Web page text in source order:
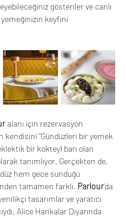
gösteriler ve canlı
keyfini
alanı için rezervasyon
kendisini "Gündüzleri bir yemek
bir kokteyl barı olan
tanımlıyor. Gerçekten de,
hem gece sunduğu
tamamen farklı. Parlour'da
tasarımlar ve yaratıcı
Alice Harikalar Diyarında